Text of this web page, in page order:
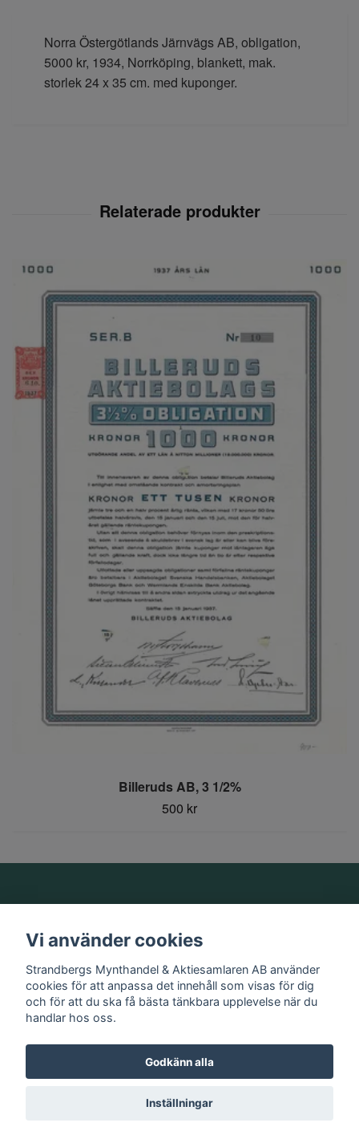
Norra Östergötlands Järnvägs AB, obligation,
5000 kr, 1934, Norrköping, blankett, mak.
storlek 24 x 35 cm. med kuponger.
Billeruds AB, 3 1/2%
500 kr
Information
Sociala medier
© 2026 Strandbergs Mynthandel & Aktiesamlaren AB
Vi använder cookies
Strandbergs Mynthandel & Aktiesamlaren AB använder
cookies för att anpassa det innehåll som visas för dig
och för att du ska få bästa tänkbara upplevelse när du
handlar hos oss.
Godkänn alla
Inställningar